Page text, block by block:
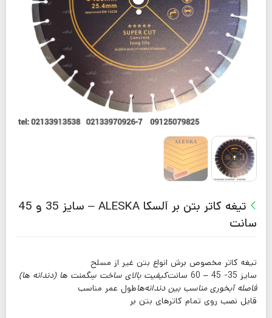
تیغه کاتر بتن بر آلسکا ALESKA – سایز 35 و 45
سانت
تیغه کاتر مخصوص برش انواع بتن غیر از مسلح
سایز 35- 45 – 60 سانت
کیفیت بالای ساخت سِگمنت ها (دندانه ها)
فاصله آبخوری مناسب بین دندانه‌هاطول عمر مناسب
قابل نصب روی تمام کاترهای بتن بر